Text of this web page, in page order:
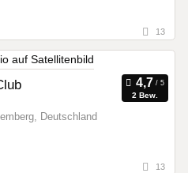
13
2 Bew.
Deutschland
13